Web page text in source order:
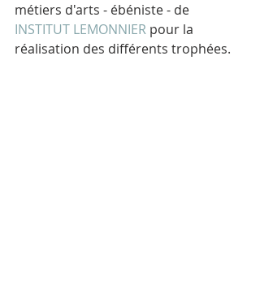
métiers d'arts - ébéniste - de
INSTITUT LEMONNIER pour la
réalisation des différents trophées.